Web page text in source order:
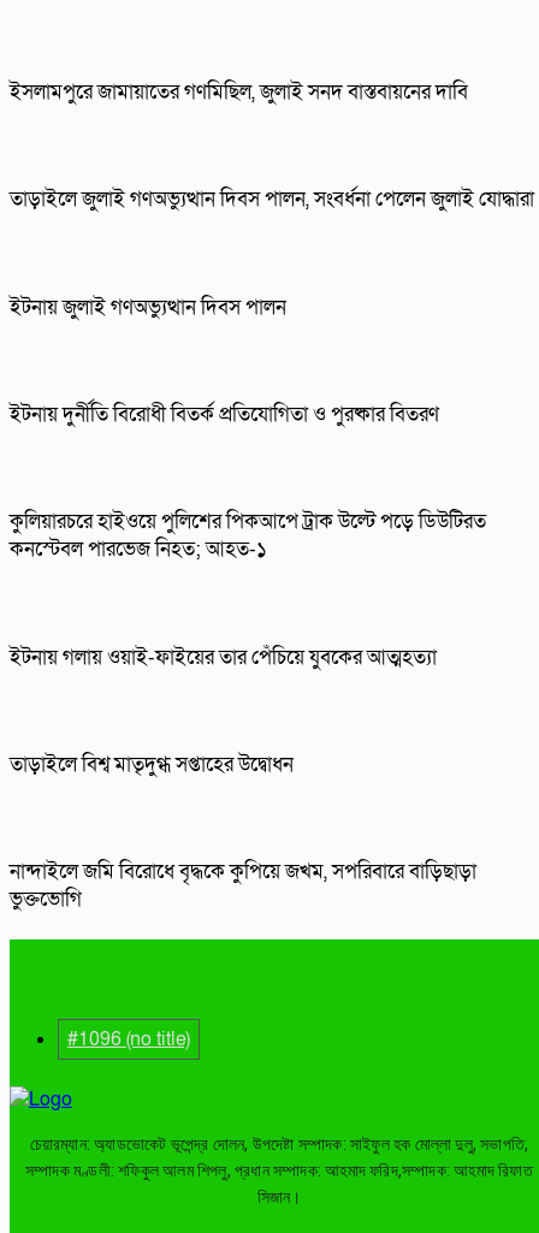
ইসলামপুরে জামায়াতের গণমিছিল, জুলাই সনদ বাস্তবায়নের দাবি
তাড়াইলে জুলাই গণঅভ্যুত্থান দিবস পালন, সংবর্ধনা পেলেন জুলাই যোদ্ধারা
ইটনায় জুলাই গণঅভ্যুত্থান দিবস পালন
ইটনায় দুর্নীতি বিরোধী বিতর্ক প্রতিযোগিতা ও পুরষ্কার বিতরণ
কুলিয়ারচরে হাইওয়ে পুলিশের পিকআপে ট্রাক উল্টে পড়ে ডিউটিরত
কনস্টেবল পারভেজ নিহত; আহত-১
ইটনায় গলায় ওয়াই-ফাইয়ের তার পেঁচিয়ে যুবকের আত্মহত্যা
তাড়াইলে বিশ্ব মাতৃদুগ্ধ সপ্তাহের উদ্বোধন
নান্দাইলে জমি বিরোধে বৃদ্ধকে কুপিয়ে জখম, সপরিবারে বাড়িছাড়া
ভুক্তভোগি
#1096 (no title)
চেয়ারম্যান: অ্যাডভোকেট ভূপেন্দ্র দোলন, উপদেষ্টা সম্পাদক: সাইফুল হক মোল্লা দুলু, সভাপতি,
সম্পাদক মণ্ডলী: শফিকুল আলম শিপলু, প্রধান সম্পাদক: আহমাদ ফরিদ,সম্পাদক: আহমাদ রিফাত
সিজান।